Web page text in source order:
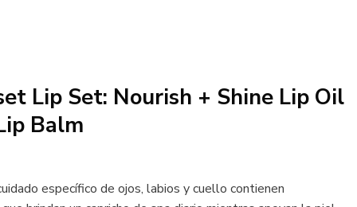
Lip Set: Nourish + Shine Lip Oil
Balm
específico de ojos, labios y cuello contienen